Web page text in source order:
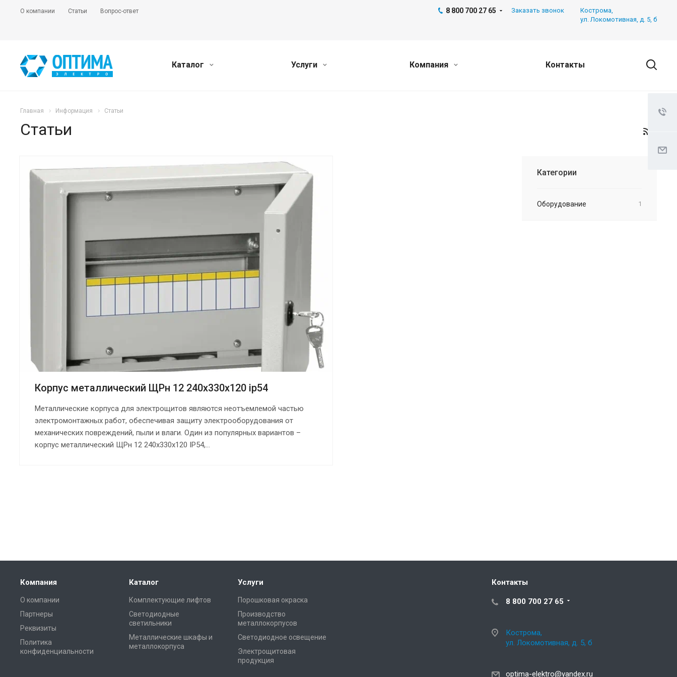
О компании Статьи Вопрос-ответ
Кострома,
ул. Локомотивная, д. 5, б
8 800 700 27 65 Заказать звонок
Каталог Услуги Компания Контакты
Главная Информация Статьи
Статьи
Корпус металлический ЩРн 12 240х330х120 ip54
Металлические корпуса для электрощитов являются неотъемлемой частью
электромонтажных работ, обеспечивая защиту электрооборудования от
механических повреждений, пыли и влаги. Один из популярных вариантов –
корпус металлический ЩРн 12 240х330х120 IP54,...
Категории
Оборудование 1
Компания
О компании
Партнеры
Реквизиты
Политика
конфиденциальности
Каталог
Комплектующие лифтов
Светодиодные
светильники
Металлические шкафы и
металлокорпуса
Услуги
Порошковая окраска
Производство
металлокорпусов
Светодиодное освещение
Электрощитовая
продукция
Контакты
8 800 700 27 65
Кострома,
ул. Локомотивная, д. 5, б
optima-elektro@yandex.ru